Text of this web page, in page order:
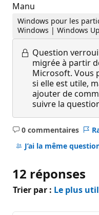
Manu
Windows pour les
Windows | Windows
Question
migrée à partir
Microsoft. Vous
si elle est utile,
ajouter de
suivre la
0 commentaires
Aucun
commentaire
J’ai la même
12 réponses
Trier par : Le plus